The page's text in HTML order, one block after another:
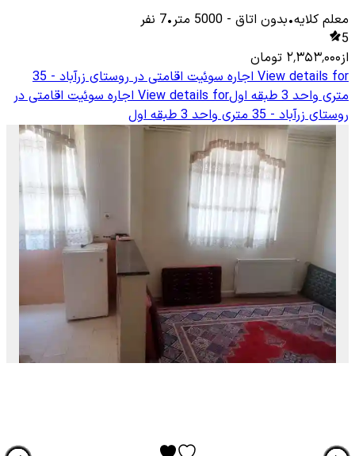
معلم كلایه•بدون اتاق -
5000 متر•
7 نفر
5
از۲٬۳۵۳٬۰۰۰ تومان
View details for
اجاره سوئیت اقامتی در روستای زرآباد - 35
متری واحد 3 طبقه اول
View details for اجاره سوئیت اقامتی در
روستای زرآباد - 35 متری واحد 3 طبقه اول